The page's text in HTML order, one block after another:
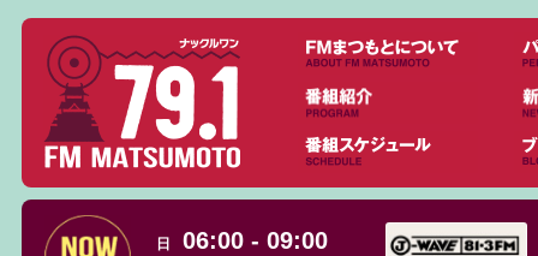
日 06:00 - 09:00